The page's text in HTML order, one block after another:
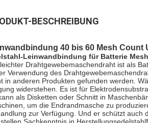
BESCHREIBUNG
40 bis 60 Mesh Count
Leinwandbindung für Batterie
Drahtgewebemaschendraht ist als
Verwendung des
in anderen Produkten gefunden werden.
widerstehen. Es ist für
als Disketten oder Schnitt in
um die Endrandmasche zu
zur Verfügung. Und er schützt auch